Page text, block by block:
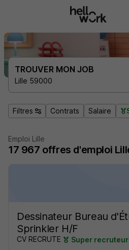
TROUVER MON JOB
Lille 59000
Filtres Contrats Salaire
Emploi Lille
17 967 offres d'emploi
Dessinateur Bureau
Sprinkler H/F
CV RECRUTE Super recruteur